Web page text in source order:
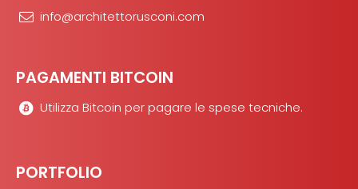
info@architettorusconi.com
PAGAMENTI BITCOIN
Utilizza Bitcoin per pagare le spese tecniche.
PORTFOLIO